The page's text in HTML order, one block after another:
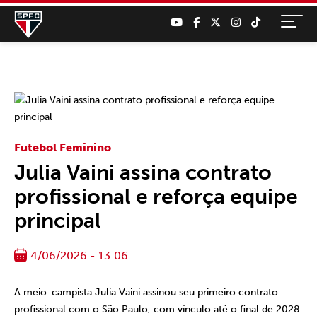
Futebol Feminino
Julia Vaini assina contrato
profissional e reforça equipe
principal
4/06/2026 - 13:06
A meio-campista Julia Vaini assinou seu primeiro contrato
profissional com o São Paulo, com vínculo até o final de 2028.